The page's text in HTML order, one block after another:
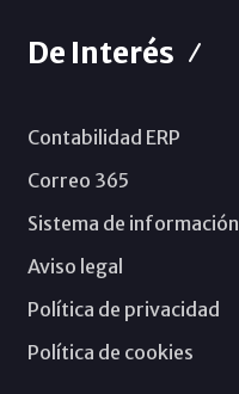
De Interés
Contabilidad ERP
Correo 365
Sistema de información
Aviso legal
Política de privacidad
Política de cookies